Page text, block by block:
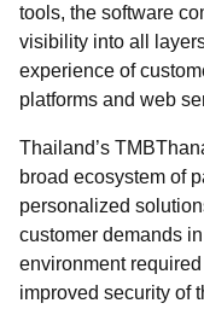
tools, the software
visibility into all
experience of
platforms and web
Thailand’s
broad ecosystem of
personalized
customer demands
environment
improved security of